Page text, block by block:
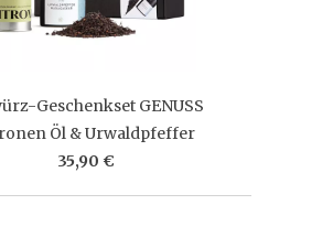
Geschenkset GENUSS
Öl & Urwaldpfeffer
35,90 €